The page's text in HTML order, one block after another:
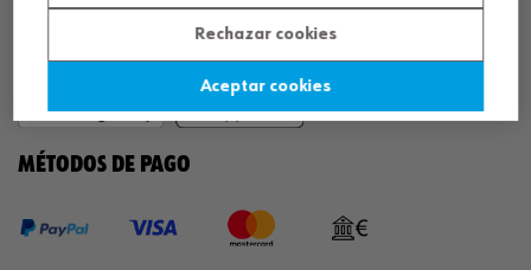
¡DESCARGA NUESTRA APP!
MÉTODOS DE PAGO
Rechazar cookies
Aceptar cookies